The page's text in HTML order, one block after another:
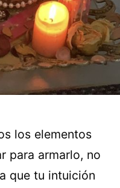
los elementos
para armarlo, no
que tu intuición